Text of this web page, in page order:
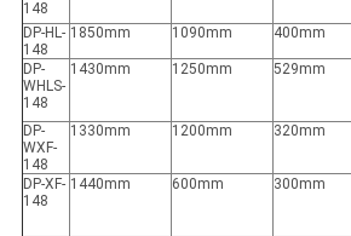
148
DP-HL-
148
1850mm 1090mm 400mm
DP-
WHLS-
148
1430mm 1250mm 529mm
DP-
WXF-
148
1330mm 1200mm 320mm
DP-XF-
148
1440mm 600mm 300mm